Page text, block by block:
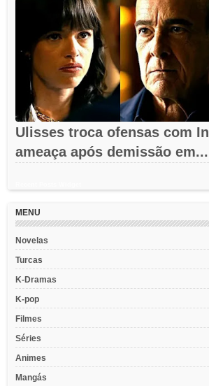
Ulisses troca ofensas com
ameaça após demissão em...
MENU
Novelas
Turcas
K-Dramas
K-pop
Filmes
Séries
Animes
Mangás